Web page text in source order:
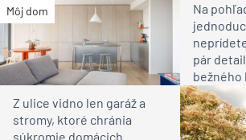
Môj dom
Na
pár
bežného
bývanie
Z ulice vidno len garáž a
stromy, ktoré chránia
súkromie domácich.